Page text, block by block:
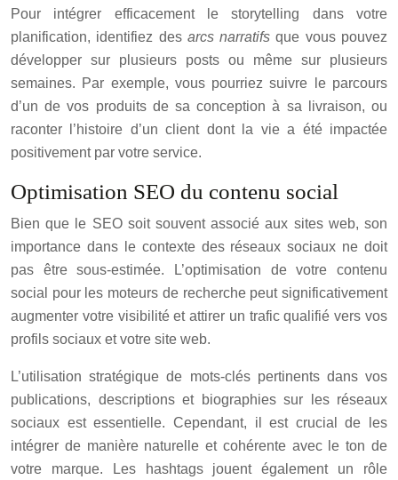
Pour intégrer efficacement le storytelling dans votre
planification, identifiez des arcs narratifsque vous pouvez
développer sur plusieurs posts ou même sur plusieurs
semaines. Par exemple, vous pourriez suivre le parcours
d’un de vos produits de sa conception à sa livraison, ou
raconter l’histoire d’un client dont la vie a été impactée
positivement par votre service.
Optimisation SEO du contenu social
Bien que le SEO soit souvent associé aux sites web, son
importance dans le contexte des réseaux sociaux ne doit
pas être sous-estimée. L’optimisation de votre contenu
social pour les moteurs de recherche peut significativement
augmenter votre visibilité et attirer un trafic qualifié vers vos
profils sociaux et votre site web.
L’utilisation stratégique de mots-clés pertinents dans vos
publications, descriptions et biographies sur les réseaux
sociaux est essentielle. Cependant, il est crucial de les
intégrer de manière naturelle et cohérente avec le ton de
votre marque. Les hashtags jouent également un rôle